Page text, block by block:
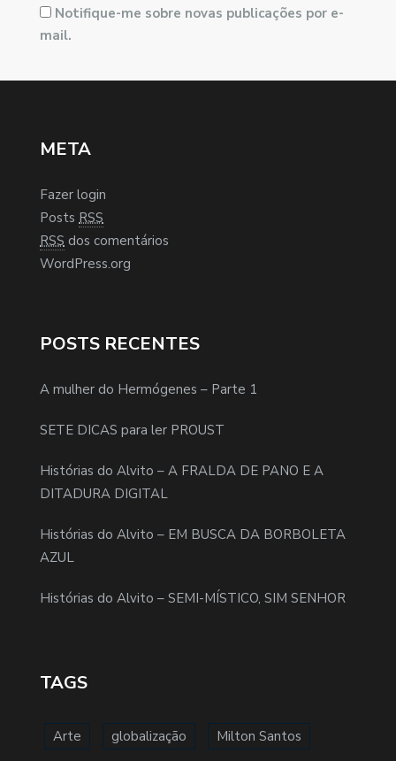
Notifique-me sobre novas publicações por e-
mail.
META
Fazer login
Posts RSS
RSS dos comentários
WordPress.org
POSTS RECENTES
A mulher do Hermógenes – Parte 1
SETE DICAS para ler PROUST
Histórias do Alvito – A FRALDA DE PANO E A
DITADURA DIGITAL
Histórias do Alvito – EM BUSCA DA BORBOLETA
AZUL
Histórias do Alvito – SEMI-MÍSTICO, SIM SENHOR
TAGS
Arte globalização Milton Santos